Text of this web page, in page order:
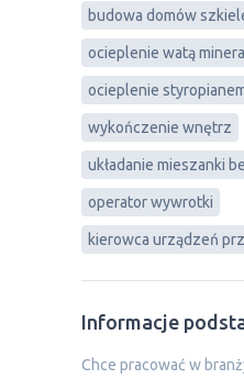
budowa domów
ocieplenie watą
ocieplenie
wykończenie wnętrz
układanie mieszanki
operator wywrotki
kierowca urządzeń
Informacje
Chce pracować w